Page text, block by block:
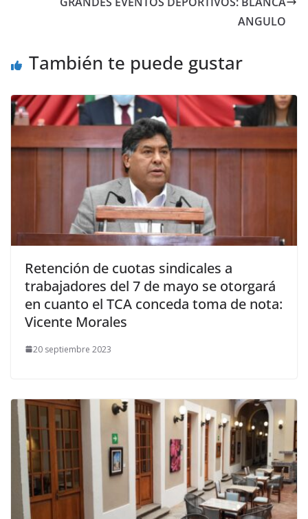
ANGULO
También te puede gustar
Retención de cuotas sindicales a
trabajadores del 7 de mayo se otorgará
en cuanto el TCA conceda toma de nota:
Vicente Morales
20 septiembre 2023